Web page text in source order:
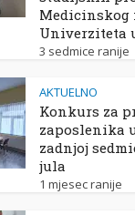
Medicinskog
Univerziteta
3 sedmice ranije
AKTUELNO
Konkurs za
zaposlenika
zadnjoj
jula
1 mjesec ranije